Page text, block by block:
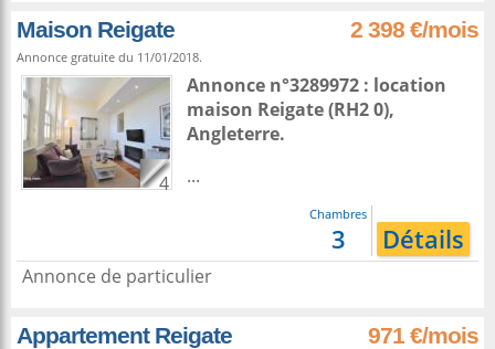
Maison Reigate 2 398 €/mois
Annonce gratuite du 11/01/2018.
4
Annonce n°3289972 : location
maison Reigate(RH2 0),
Angleterre.
...
Chambres
3 Détails
Annonce de particulier
Appartement Reigate 971 €/mois